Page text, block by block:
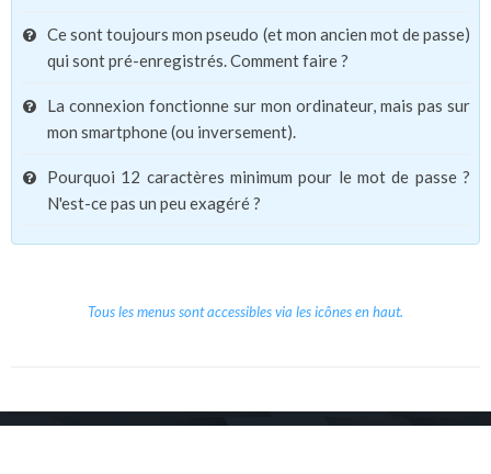
Ce sont toujours mon pseudo (et mon ancien mot de passe)
qui sont pré-enregistrés. Comment faire ?
La connexion fonctionne sur mon ordinateur, mais pas sur
mon smartphone (ou inversement).
Pourquoi 12 caractères minimum pour le mot de passe ?
N'est-ce pas un peu exagéré ?
Tous les menus sont accessibles via les icônes en haut.